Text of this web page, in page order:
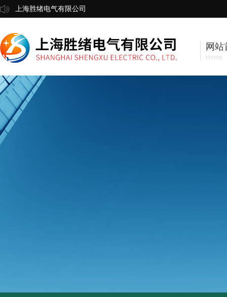
上海胜绪电气有限公司
网站
Home